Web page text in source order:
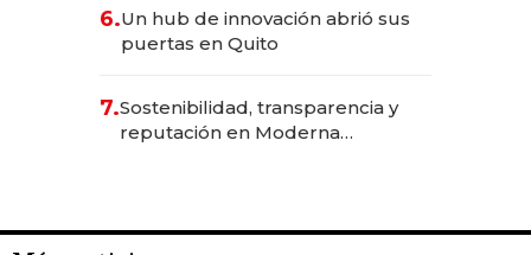
6.Un hub de innovación abrió sus
puertas en Quito
7.Sostenibilidad, transparencia y
reputación en Moderna